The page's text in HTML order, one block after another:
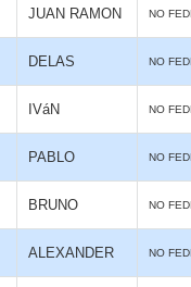
JUAN RAMON NO
DELAS NO
IVáN NO
PABLO NO
BRUNO NO
ALEXANDER NO